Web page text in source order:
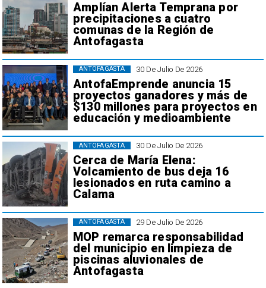
Amplían Alerta Temprana por
precipitaciones a cuatro
comunas de la Región de
Antofagasta
30 De Julio De 2026
AntofaEmprende anuncia 15
proyectos ganadores y más de
$130 millones para proyectos en
educación y medioambiente
ANTOFAGASTA
30 De Julio De 2026
Cerca de María Elena:
Volcamiento de bus deja 16
lesionados en ruta camino a
Calama
ANTOFAGASTA
29 De Julio De 2026
MOP remarca responsabilidad
del municipio en limpieza de
piscinas aluvionales de
Antofagasta
ANTOFAGASTA